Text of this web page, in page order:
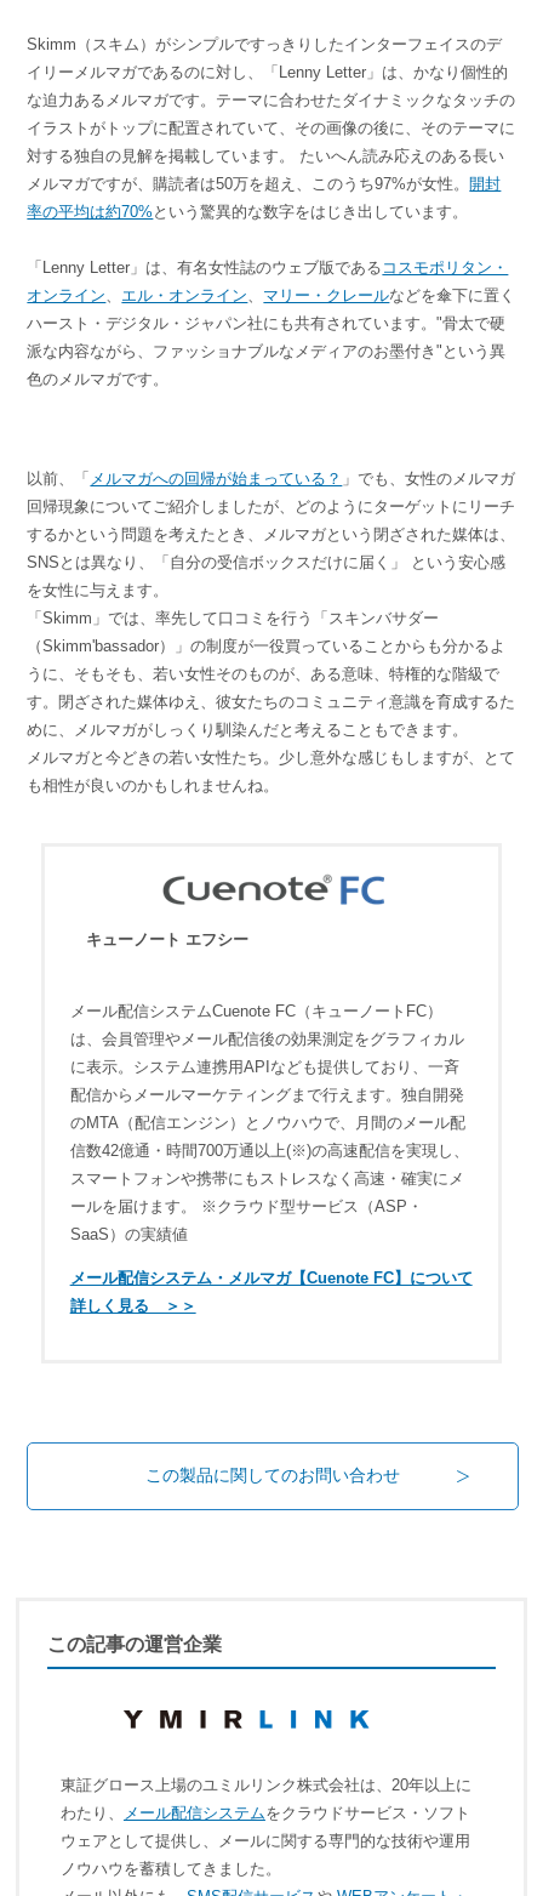
Skimm（スキム）がシンプルですっきりしたインターフェイスのデ
イリーメルマガであるのに対し、「Lenny Letter」は、かなり個性的
な迫力あるメルマガです。テーマに合わせたダイナミックなタッチの
イラストがトップに配置されていて、その画像の後に、そのテーマに
対する独自の見解を掲載しています。 たいへん読み応えのある長い
メルマガですが、購読者は50万を超え、このうち97%が女性。 開封
率の平均は約70% という驚異的な数字をはじき出しています。
「Lenny Letter」は、有名女性誌のウェブ版である コスモポリタン・
オンライン、 エル・オンライン、 マリー・クレールなどを傘下に置く
ハースト・デジタル・ジャパン社にも共有されています。"骨太で硬
派な内容ながら、ファッショナブルなメディアのお墨付き"という異
色のメルマガです。
以前、「 メルマガへの回帰が始まっている？ 」でも、女性のメルマガ
回帰現象についてご紹介しましたが、どのようにターゲットにリーチ
するかという問題を考えたとき、メルマガという閉ざされた媒体は、
SNSとは異なり、「自分の受信ボックスだけに届く」 という安心感
を女性に与えます。
「Skimm」では、率先して口コミを行う「スキンバサダー
（Skimm'bassador）」の制度が一役買っていることからも分かるよ
うに、そもそも、若い女性そのものが、ある意味、特権的な階級で
す。閉ざされた媒体ゆえ、彼女たちのコミュニティ意識を育成するた
めに、メルマガがしっくり馴染んだと考えることもできます。
メルマガと今どきの若い女性たち。少し意外な感じもしますが、とて
も相性が良いのかもしれませんね。
キューノート エフシー
メール配信システムCuenote FC（キューノートFC）
は、会員管理やメール配信後の効果測定をグラフィカル
に表示。システム連携用APIなども提供しており、一斉
配信からメールマーケティングまで行えます。独自開発
のMTA（配信エンジン）とノウハウで、月間のメール配
信数42億通・時間700万通以上(※)の高速配信を実現し、
スマートフォンや携帯にもストレスなく高速・確実にメ
ールを届けます。 ※クラウド型サービス（ASP・
SaaS）の実績値
メール配信システム・メルマガ【Cuenote FC】について
詳しく見る ＞＞
この製品に関してのお問い合わせ
この記事の運営企業
東証グロース上場のユミルリンク株式会社は、20年以上に
わたり、
メール配信システムをクラウドサービス・ソフト
ウェアとして提供し、メールに関する専門的な技術や運用
ノウハウを蓄積してきました。